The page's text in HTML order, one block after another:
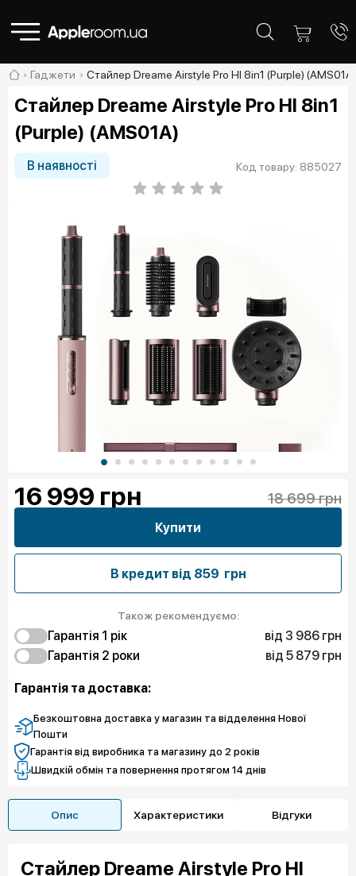
Гаджети Стайлер Dreame Airstyle Pro HI 8in1 (Purple) (AMS01A)
Стайлер Dreame Airstyle Pro HI 8in1
(Purple) (AMS01A)
В наявності Код товару: 885027
16 999 грн 18 699 грн
Купити
В кредит від 859 грн
Також рекомендуємо:
Гарантія 1 рiк
від 3 986 грн
Чистий спокій
3 986 грн
Гарантія 2 роки
від 5 879 грн
Гарантія та доставка:
Безкоштовна доставка у магазин та відделення Нової
Пошти
Гарантія від виробника та магазину до 2 років
Швидкій обмін та повернення протягом 14 днів
Опис Характеристики Відгуки
Стайлер Dreame Airstyle Pro HI